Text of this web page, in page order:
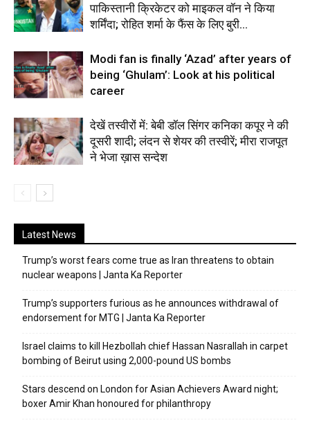
पाकिस्तानी क्रिकेटर को माइकल वॉन ने किया
शर्मिंदा; रोहित शर्मा के फैंस के लिए बुरी...
Modi fan is finally ‘Azad’ after years of
being ‘Ghulam’: Look at his political
career
देखें तस्वीरों में: बेबी डॉल सिंगर कनिका कपूर ने की
दूसरी शादी; लंदन से शेयर की तस्वीरें; मीरा राजपूत
ने भेजा ख़ास सन्देश
Latest News
Trump’s worst fears come true as Iran threatens to obtain
nuclear weapons | Janta Ka Reporter
Trump’s supporters furious as he announces withdrawal of
endorsement for MTG | Janta Ka Reporter
Israel claims to kill Hezbollah chief Hassan Nasrallah in carpet
bombing of Beirut using 2,000-pound US bombs
Stars descend on London for Asian Achievers Award night;
boxer Amir Khan honoured for philanthropy